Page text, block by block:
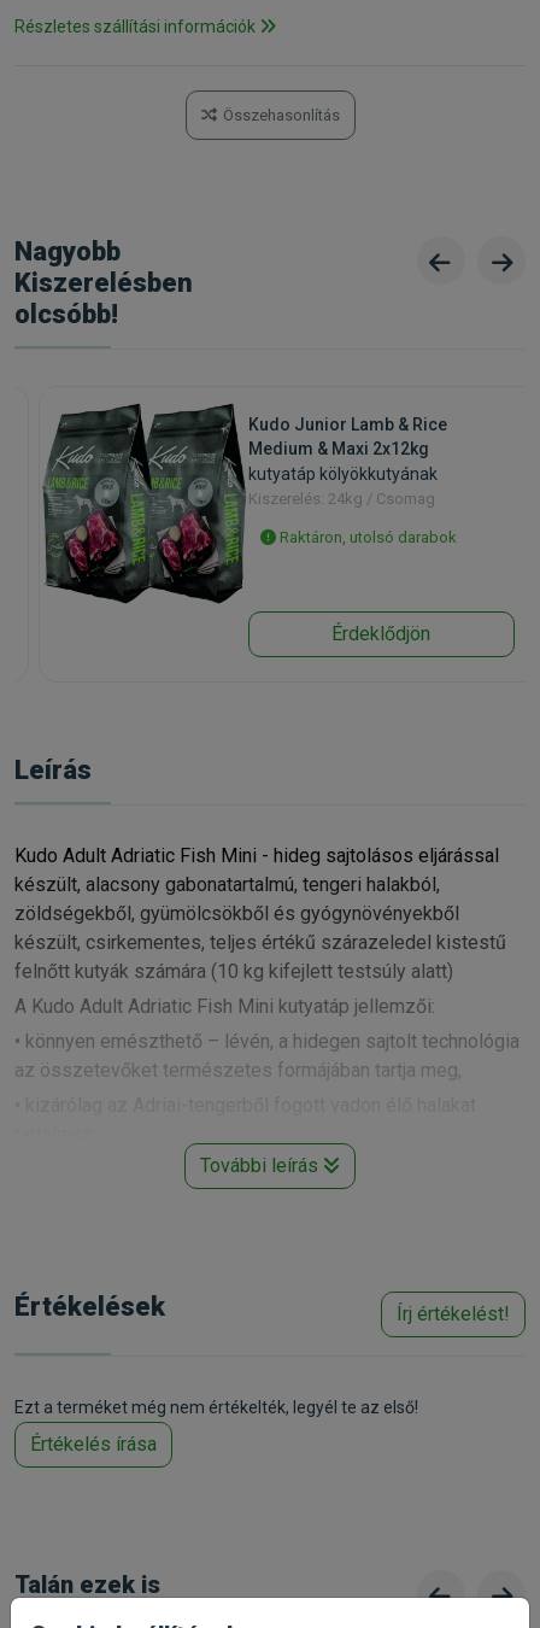
Részletes szállítási információk
Összehasonlítás
Nagyobb
Kiszerelésben
olcsóbb!
Kudo Junior Lamb & Rice
Medium & Maxi 2x12kg
kutyatáp kölyökkutyának
Kiszerelés: 24kg / Csomag
Raktáron, utolsó darabok
Érdeklődjön
Leírás
Kudo Adult Adriatic Fish Mini - hideg sajtolásos eljárással
készült, alacsony gabonatartalmú, tengeri halakból,
zöldségekből, gyümölcsökből és gyógynövényekből
készült, csirkementes, teljes értékű szárazeledel kistestű
felnőtt kutyák számára (10 kg kifejlett testsúly alatt)
A Kudo Adult Adriatic Fish Mini kutyatáp jellemzői:
• könnyen emészthető – lévén, a hidegen sajtolt technológia
az összetevőket természetes formájában tartja meg,
• beszállítói fenntartható halászati igazolással rendelkező
egészségét,
• monoprotein formulája kiváló választás az allergiára
hajlamos, érzékeny kutyák számára,
cikóriagyökérből származó béta-glükánoknak köszönhetően,
• a jobb emésztés végett sütőtököt is tartalmaz,
kukoricapehely, szárított sütőtök (2%), szárított sárgarépa
(1,2%), len mag, cikória kivonat, szárított gyógynövények,
További leírás
Értékelések Írj értékelést!
Ezt a terméket még nem értékelték, legyél te az első!
Értékelés írása
Talán ezek is